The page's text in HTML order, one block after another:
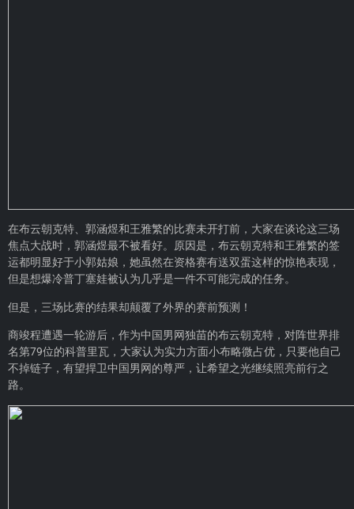
在布云朝克特、郭涵煜和王雅繁的比赛未开打前，大家在谈论这三场
焦点大战时，郭涵煜最不被看好。原因是，布云朝克特和王雅繁的签
运都明显好于小郭姑娘，她虽然在资格赛有送双蛋这样的惊艳表现，
但是想爆冷普丁塞娃被认为几乎是一件不可能完成的任务。
但是，三场比赛的结果却颠覆了外界的赛前预测！
商竣程遭遇一轮游后，作为中国男网独苗的布云朝克特，对阵世界排
名第79位的科普里瓦，大家认为实力方面小布略微占优，只要他自己
不掉链子，有望捍卫中国男网的尊严，让希望之光继续照亮前行之
路。